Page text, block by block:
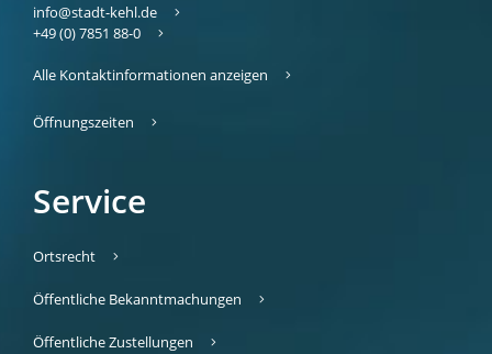
info@stadt-kehl.de
+49 (0) 7851 88-0
Alle Kontaktinformationen anzeigen
Öffnungszeiten
Service
Ortsrecht
Öffentliche Bekanntmachungen
Öffentliche Zustellungen